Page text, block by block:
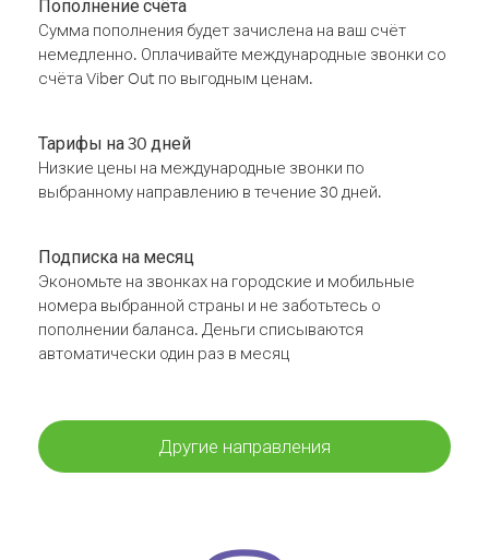
Пополнение счёта
Сумма пополнения будет зачислена на ваш счёт
немедленно. Оплачивайте международные звонки со
счёта Viber Out по выгодным ценам.
Тарифы на 30 дней
Низкие цены на международные звонки по
выбранному направлению в течение 30 дней.
Подписка на месяц
Экономьте на звонках на городские и мобильные
номера выбранной страны и не заботьтесь о
пополнении баланса. Деньги списываются
автоматически один раз в месяц
Другие направления